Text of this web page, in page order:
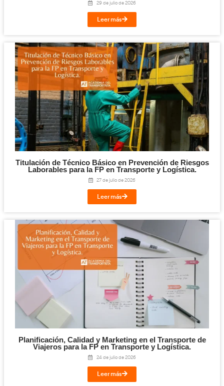
Te puede interesar...
Digitalización en los Sectores Productivos
Leer más